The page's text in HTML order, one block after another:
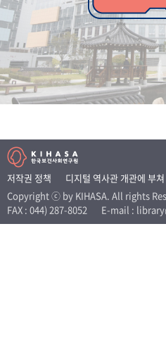
50 주년 기념
성과 50선 숫자로 보는 50년
세계와 함께 한 KIHASA
VR 역사관
저작권 정책 디지털 역사관 개관에 부쳐
Copyright ⓒ by KIHASA. All rights
FAX : 044) 287-8052
E-mail :